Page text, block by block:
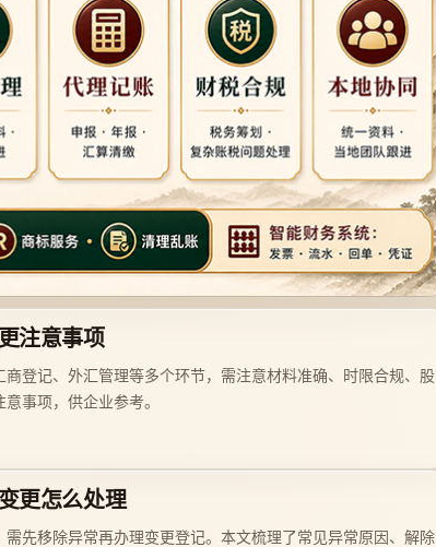
注意事项
登记、外汇管理等多个环节，需注意材料准确、时限合规、股
事项，供企业参考。
更怎么处理
先移除异常再办理变更登记。本文梳理了常见异常原因、解除